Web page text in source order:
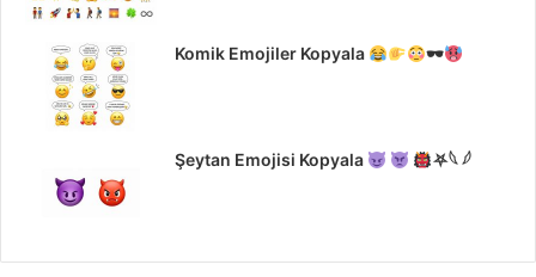
Komik Emojiler Kopyala 🕶
Şeytan Emojisi Kopyala ⛧𓆩 𓆪